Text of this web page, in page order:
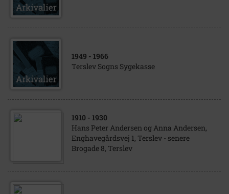
1949 - 1966
Terslev Sogns Sygekasse
1910 - 1930
Hans Peter Andersen og Anna Andersen,
Enghavegårdsvej 1, Terslev - senere
Brogade 8, Terslev